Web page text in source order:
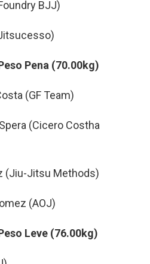
BJJ)
Pena (70.00kg)
(GF Team)
(Cicero Costha
(Jiu-Jitsu Methods)
(AOJ)
Leve (76.00kg)